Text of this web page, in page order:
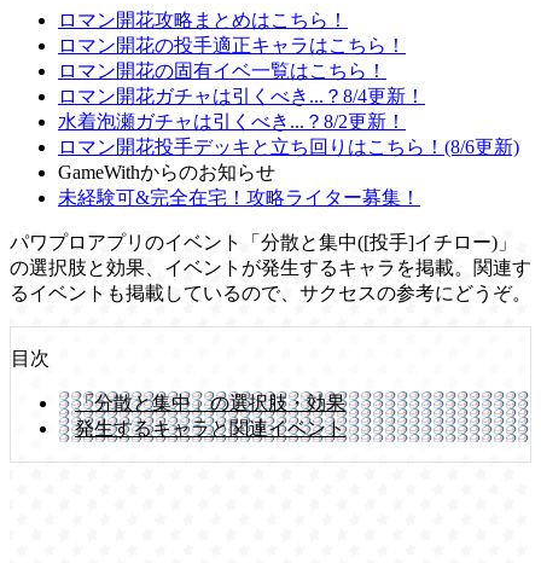
ロマン開花攻略まとめはこちら！
ロマン開花の投手適正キャラはこちら！
ロマン開花の固有イベ一覧はこちら！
ロマン開花ガチャは引くべき...？8/4更新！
水着泡瀬ガチャは引くべき...？8/2更新！
ロマン開花投手デッキと立ち回りはこちら！(8/6更新)
GameWithからのお知らせ
未経験可&完全在宅！攻略ライター募集！
パワプロアプリのイベント「分散と集中([投手]イチロー)」
の選択肢と効果、イベントが発生するキャラを掲載。関連す
るイベントも掲載しているので、サクセスの参考にどうぞ。
目次
「分散と集中」の選択肢・効果
発生するキャラと関連イベント